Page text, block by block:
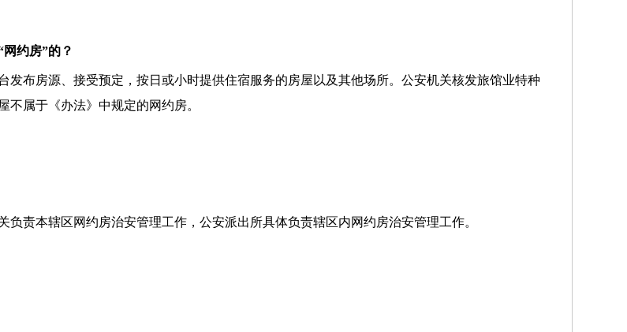
约房”的？
发布房源、接受预定，按日或小时提供住宿服务的房屋以及其他场所。公安机关核发旅馆业特种
属于《办法》中规定的网约房。
责本辖区网约房治安管理工作，公安派出所具体负责辖区内网约房治安管理工作。